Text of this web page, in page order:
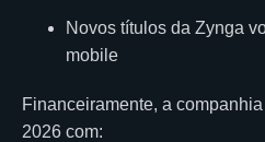
Novos títulos da Zynga
mobile
Financeiramente, a
2026 com: